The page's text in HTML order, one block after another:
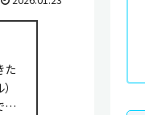
た
五